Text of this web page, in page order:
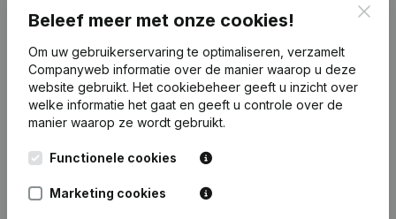
Datum Publicatie
18-07-2024
Rubriek Oprichting (Nieuwe
Rechtspersoon, Opening Bijkantoor,
enz...)
Veelgestelde vragen
Beleef meer met onze cookies!
Om uw gebruikerservaring te optimaliseren, verzamelt
Companyweb informatie over de manier waarop u deze
website gebruikt. Het cookiebeheer geeft u inzicht over
welke informatie het gaat en geeft u controle over de
manier waarop ze wordt gebruikt.
Functionele cookies
Marketing cookies